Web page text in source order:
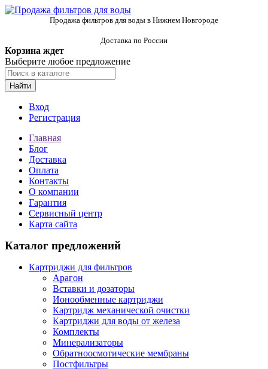
Продажа фильтров для воды в Нижнем Новгороде
Доставка по России
Корзина ждет
Выберите любое предложение
Найти
Вход
Регистрация
Главная
Блог
Доставка
Оплата
Контакты
О компании
Гарантия
Сервисный центр
Карта сайта
Каталог предложений
Картриджи для фильтров
Арагон
Вставки и дозаторы
Ионообменные картриджи
Картридж механической очистки
Картриджи для воды от железа
Комплекты
Минерализаторы
Обратноосмотические мембраны
Постфильтры